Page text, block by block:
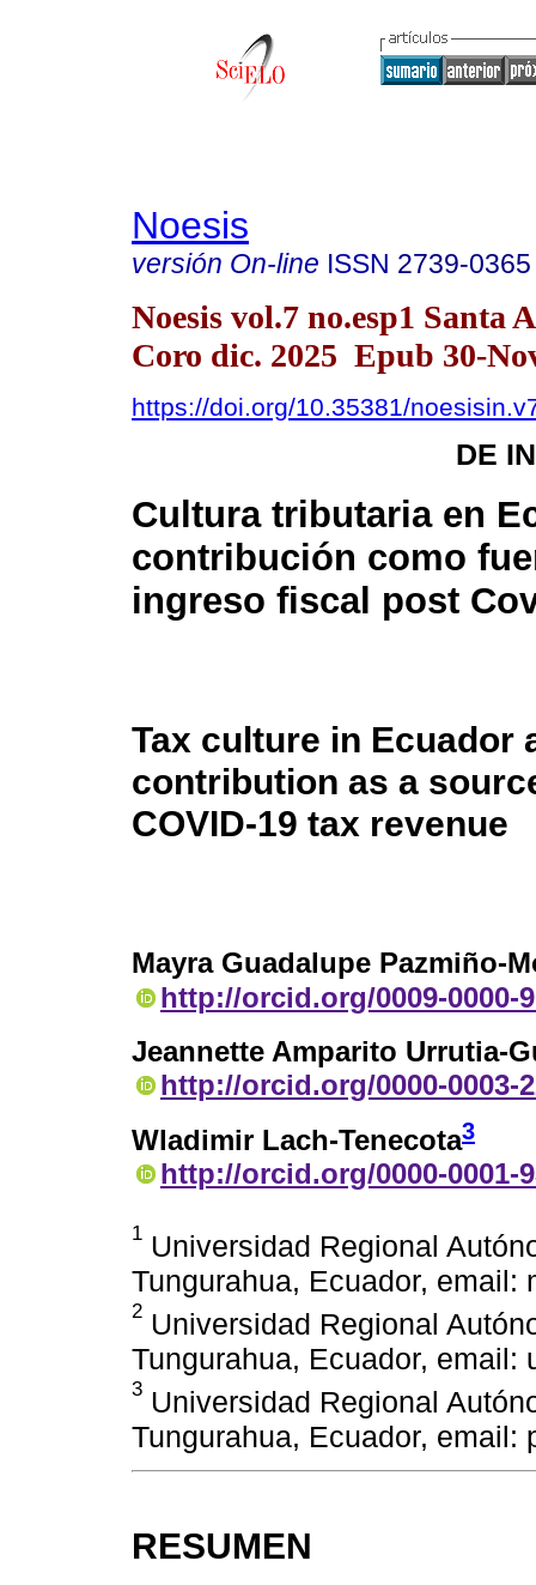
Noesis
versión On-line ISSN 2739-0365
Noesis vol.7 no.esp1 Santa
Coro dic. 2025 Epub 30-
https://doi.org/10.35381/
DE
Cultura tributaria en
contribución como
ingreso fiscal post
Tax culture in Ecuador
contribution as a
COVID-19 tax revenue
Mayra Guadalupe Pazmiño-
http://orcid.org/0009-0000-
Jeannette Amparito Urrutia-
http://orcid.org/0000-0003-
Wladimir Lach-Tenecota3
http://orcid.org/0000-0001-
1 Universidad Regional
Tungurahua, Ecuador, email:
2 Universidad Regional
Tungurahua, Ecuador, email:
3 Universidad Regional
Tungurahua, Ecuador, email:
RESUMEN